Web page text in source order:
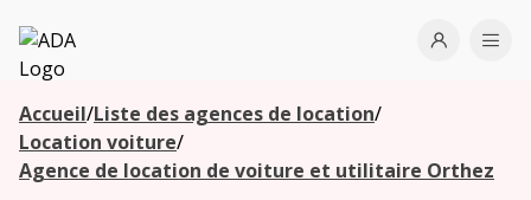
ADA
Open
Accueil/Liste des agences de location/
Location voiture/
Agence de location de voiture et utilitaire Orthez
Les
agences à
proximité